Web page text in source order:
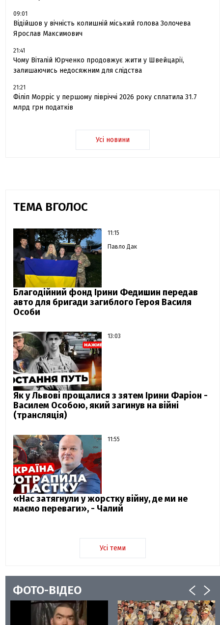
09:01
Відійшов у вічність колишній міський голова Золочева
Ярослав Максимович
21:41
Чому Віталій Юрченко продовжує жити у Швейцарії,
залишаючись недосяжним для слідства
21:21
Філіп Морріс у першому півріччі 2026 року сплатила 31.7
млрд грн податків
Усі новини
ТЕМА ВГОЛОС
11:15
Павло Дак
Благодійний фонд Ірини Федишин передав
авто для бригади загиблого Героя Василя
Особи
13:03
Як у Львові прощалися з зятем Ірини Фаріон -
Василем Особою, який загинув на війні
(трансляція)
11:55
«Нас затягнули у жорстку війну, де ми не
маємо переваги», - Чалий
Усі теми
ФОТО-ВІДЕО